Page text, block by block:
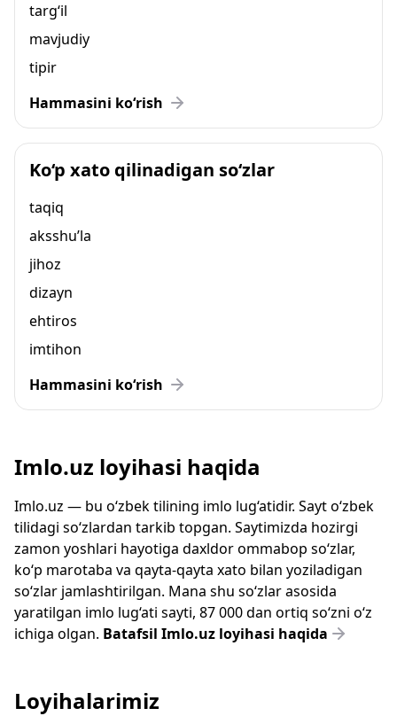
targ‘il
mavjudiy
tipir
Hammasini ko‘rish
Ko‘p xato qilinadigan so‘zlar
taqiq
aksshu’la
jihoz
dizayn
ehtiros
imtihon
Hammasini ko‘rish
Imlo.uz loyihasi haqida
Imlo.uz — bu o‘zbek tilining imlo lug‘atidir. Sayt o‘zbek
tilidagi so‘zlardan tarkib topgan. Saytimizda hozirgi
zamon yoshlari hayotiga daxldor ommabop so‘zlar,
ko‘p marotaba va qayta-qayta xato bilan yoziladigan
so‘zlar jamlashtirilgan. Mana shu so‘zlar asosida
yaratilgan imlo lug‘ati sayti, 87 000 dan ortiq so‘zni o‘z
ichiga olgan. Batafsil Imlo.uz loyihasi haqida
Loyihalarimiz